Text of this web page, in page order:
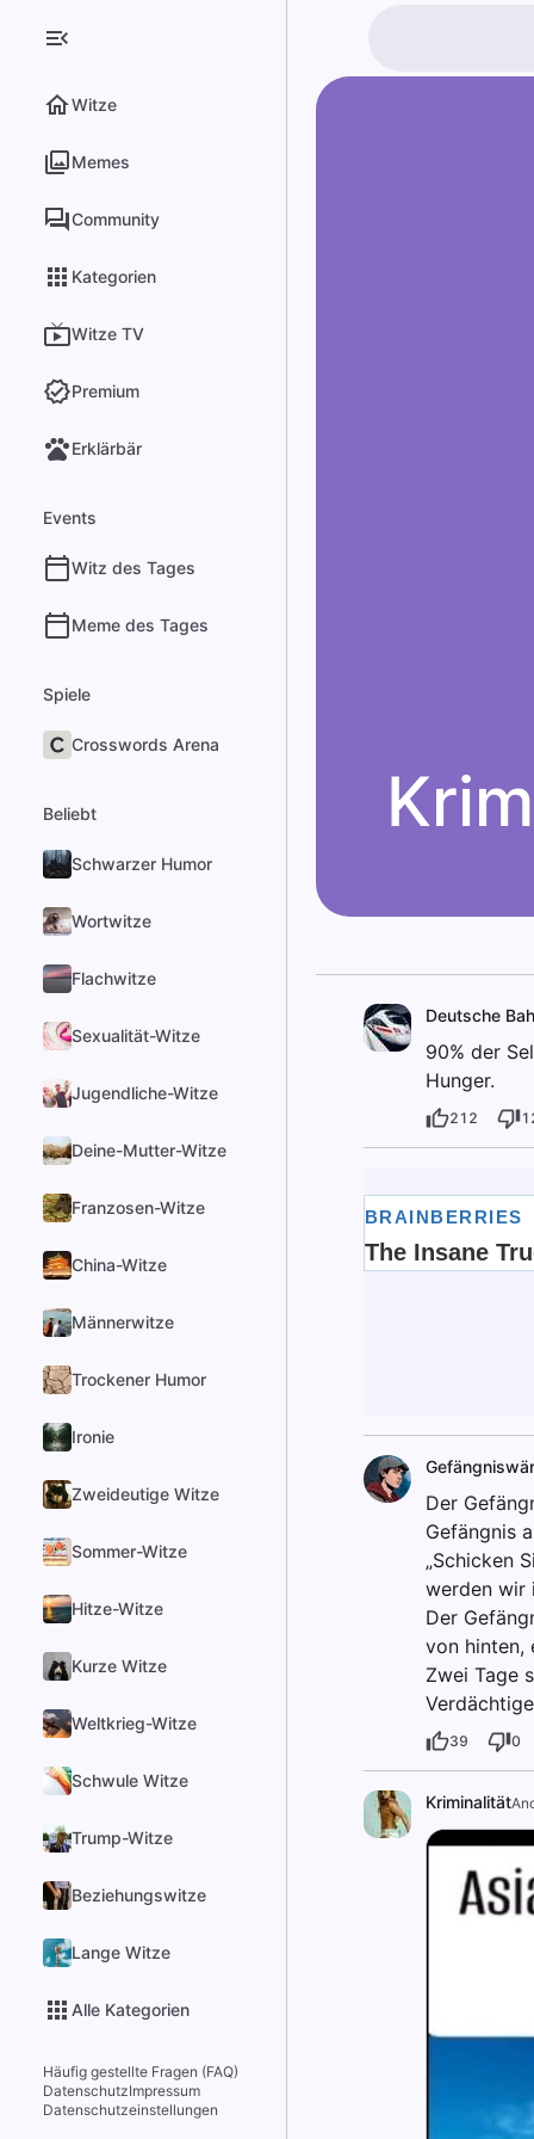
Witze
Memes
Community
Kategorien
Witze TV
Premium
Erklärbär
Events
Witz des Tages
Meme des Tages
Spiele
Crosswords Arena
Beliebt
Schwarzer Humor
Wortwitze
Flachwitze
Sexualität-Witze
Jugendliche-Witze
Deine-Mutter-Witze
Franzosen-Witze
China-Witze
Männerwitze
Trockener Humor
Ironie
Zweideutige Witze
Sommer-Witze
Hitze-Witze
Kurze Witze
Weltkrieg-Witze
Schwule Witze
Trump-Witze
Beziehungswitze
Lange Witze
Alle Kategorien
Häufig gestellte Fragen (FAQ)
DatenschutzImpressum
Datenschutzeinstellungen
Deutsche
90% der
Hunger.
212
Der
Gefängnis
„Schicken
werden wir
Der
von hinten,
Zwei Tage
39 0
Kriminalität